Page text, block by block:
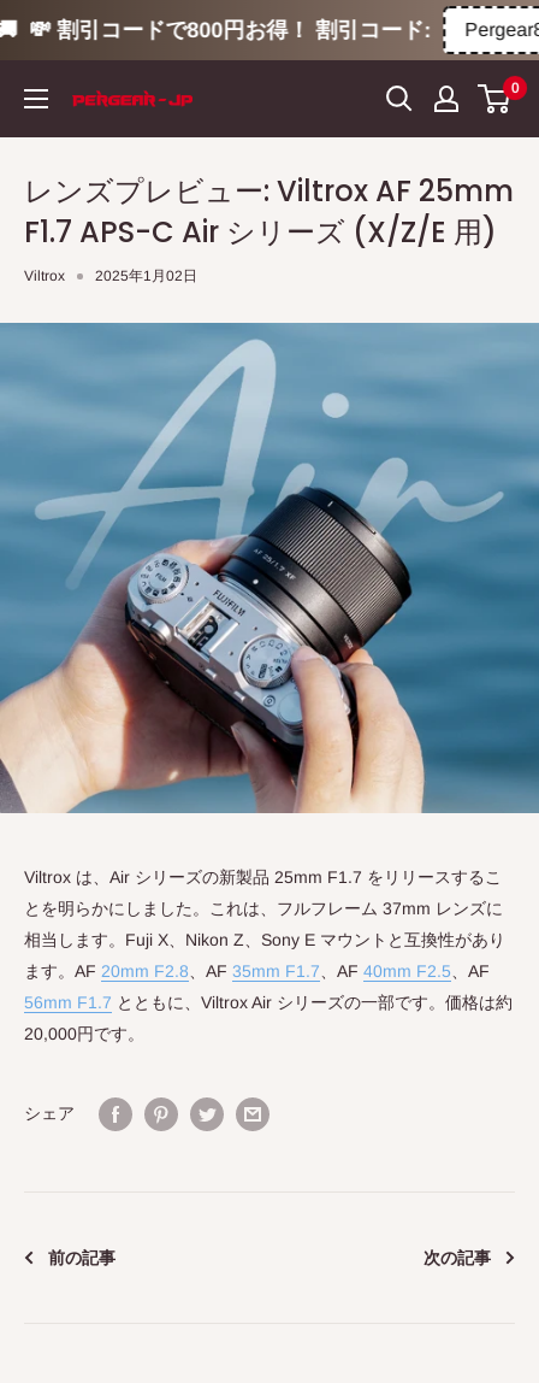
💸 割引コードで800円お得！ 割引コード:
テ
ッ
0
レンズプレビュー: Viltrox AF 25mm
F1.7 APS-C Air シリーズ (X/Z/E 用)
Viltrox 2025年1月02日
Viltrox は、Air シリーズの新製品 25mm F1.7 をリリースするこ
とを明らかにしました。これは、フルフレーム 37mm レンズに
相当します。Fuji X、Nikon Z、Sony E マウントと互換性があり
ます。AF 20mm F2.8 、AF 35mm F1.7 、AF 40mm F2.5 、AF
56mm F1.7 とともに、Viltrox Air シリーズの一部です。価格は約
20,000円です。
シェア
前の記事 次の記事